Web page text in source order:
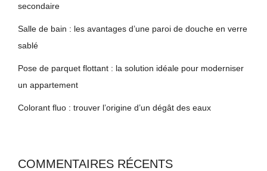
secondaire
Salle de bain : les avantages d’une paroi de douche en verre
sablé
Pose de parquet flottant : la solution idéale pour moderniser
un appartement
Colorant fluo : trouver l’origine d’un dégât des eaux
COMMENTAIRES RÉCENTS